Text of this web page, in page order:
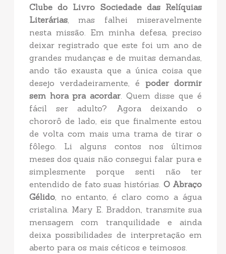
Clube do Livro Sociedade das Relíquias
Literárias, mas falhei miseravelmente
nesta missão. Em minha defesa, preciso
deixar registrado que este foi um ano de
grandes mudanças e de muitas demandas,
ando tão exausta que a única coisa que
desejo verdadeiramente, é poder dormir
sem hora pra acordar. Quem disse que é
fácil ser adulto? Agora deixando o
chororô de lado, eis que finalmente estou
de volta com mais uma trama de tirar o
fôlego. Li alguns contos nos últimos
meses dos quais não consegui falar pura e
simplesmente porque senti não ter
entendido de fato suas histórias. O Abraço
Gélido, no entanto, é claro como a água
cristalina. Mary E. Braddon, transmite sua
mensagem com tranquilidade e ainda
deixa possibilidades de interpretação em
aberto para os mais céticos e teimosos.